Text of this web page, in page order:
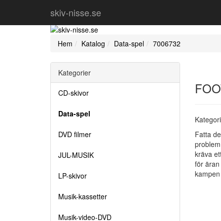
skiv-nisse.se
Hem Katalog Data-spel 7006732
Fatta
kräva
för
Kategorier
CD-skivor
Data-spel
DVD filmer
JUL-MUSIK
LP-skivor
Musik-kassetter
Musik-video-DVD